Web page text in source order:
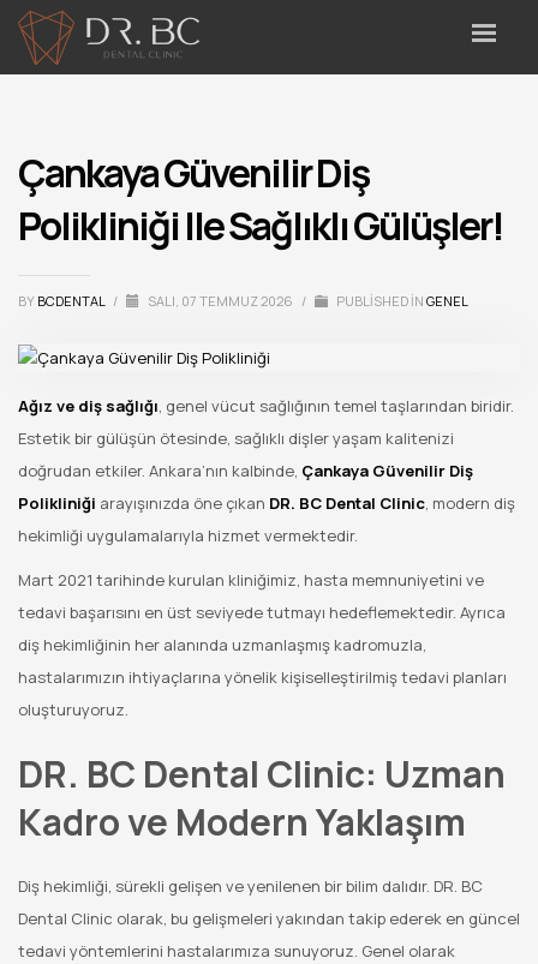
Çankaya Güvenilir Diş
Polikliniği Ile Sağlıklı Gülüşler!
BY BCDENTAL / SALI, 07 TEMMUZ 2026 / PUBLISHED IN GENEL
Ağız ve diş sağlığı, genel vücut sağlığının temel taşlarından biridir.
Estetik bir gülüşün ötesinde, sağlıklı dişler yaşam kalitenizi
doğrudan etkiler. Ankara’nın kalbinde, Çankaya Güvenilir Diş
Polikliniği arayışınızda öne çıkan DR. BC Dental Clinic, modern diş
hekimliği uygulamalarıyla hizmet vermektedir.
Mart 2021 tarihinde kurulan kliniğimiz, hasta memnuniyetini ve
tedavi başarısını en üst seviyede tutmayı hedeflemektedir. Ayrıca
diş hekimliğinin her alanında uzmanlaşmış kadromuzla,
hastalarımızın ihtiyaçlarına yönelik kişiselleştirilmiş tedavi planları
oluşturuyoruz.
DR. BC Dental Clinic: Uzman
Kadro ve Modern Yaklaşım
Diş hekimliği, sürekli gelişen ve yenilenen bir bilim dalıdır. DR. BC
Dental Clinic olarak, bu gelişmeleri yakından takip ederek en güncel
tedavi yöntemlerini hastalarımıza sunuyoruz. Genel olarak